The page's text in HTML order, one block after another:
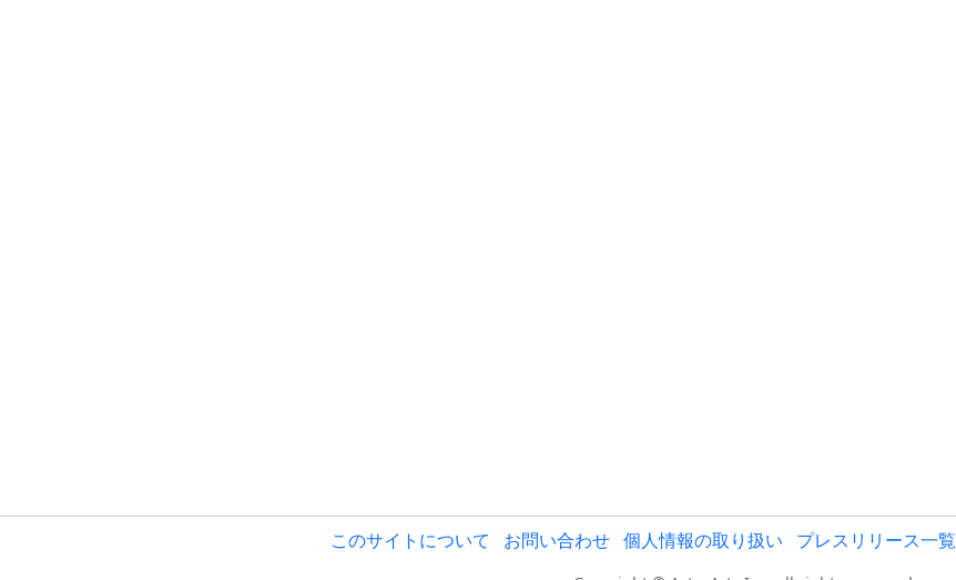
このサイトについて お問い合わせ 個人情報の取り扱い プレスリリース一覧